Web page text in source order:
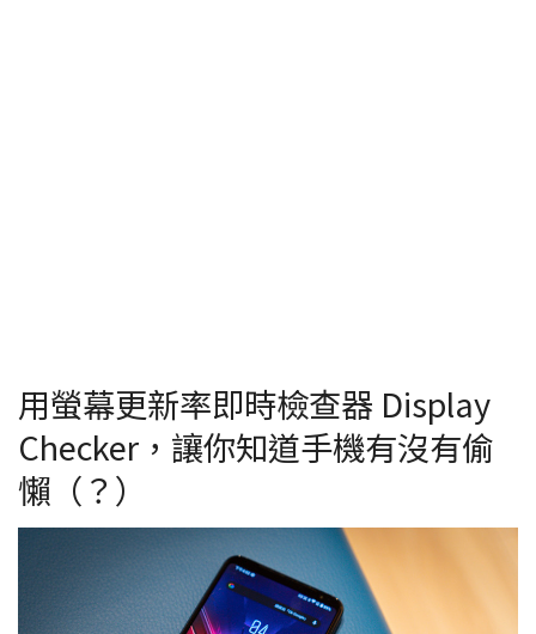
用螢幕更新率即時檢查器 Display
Checker，讓你知道手機有沒有偷
懶（？）